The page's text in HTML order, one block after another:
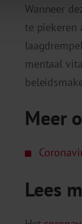
Wanneer
te piekeren
mentaal
Meer
Lees